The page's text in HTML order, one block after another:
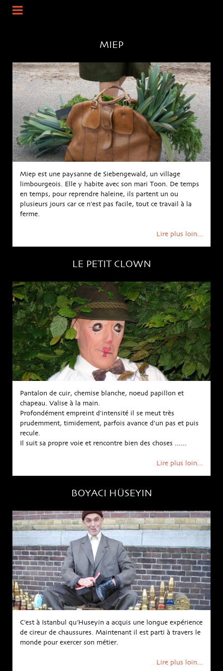
MIEP
Miep est une paysanne de Siebengewald, un village
limbourgeois. Elle y habite avec son mari Toon. De temps
en temps, pour reprendre haleine, ils partent un ou
plusieurs jours car ce n'est pas facile, tout ce travail à la
ferme.
Lire plus loin...
LE PETIT CLOWN
Pantalon de cuir, chemise blanche, noeud papillon et
chapeau. Valise à la main.
Profondément empreint d'intensité il se meut très
prudemment, timidement, parfois avance d'un pas et puis
recule.
Il suit sa propre voie et rencontre bien des choses ......
Lire plus loin...
BOYACI HÜSEYIN
C’est à Istanbul qu’Huseyin a acquis une longue expérience
de cireur de chaussures. Maintenant il est parti à travers le
monde pour exercer son métier.
Lire plus loin...